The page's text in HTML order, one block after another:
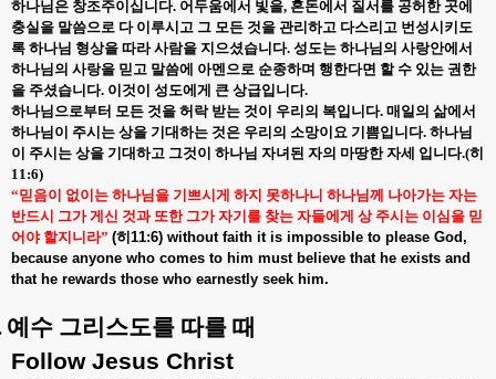
하나님은 창조주이십니다. 어두움에서 빛을, 혼돈에서 질서를 공허한 곳에
충실을 말씀으로 다 이루시고 그 모든 것을 관리하고 다스리고 번성시키도
록 하나님 형상을 따라 사람을 지으셨습니다. 성도는 하나님의 사랑안에서
하나님의 사랑을 믿고 말씀에 아멘으로 순종하며 행한다면 할 수 있는 권한
을 주셨습니다. 이것이 성도에게 큰 상급입니다.
하나님으로부터 모든 것을 허락 받는 것이 우리의 복입니다. 매일의 삶에서
하나님이 주시는 상을 기대하는 것은 우리의 소망이요 기쁨입니다. 하나님
이 주시는 상을 기대하고 그것이 하나님 자녀된 자의 마땅한 자세 입니다.(히
11:6)
“믿음이 없이는 하나님을 기쁘시게 하지 못하나니 하나님께 나아가는 자는
반드시 그가 게신 것과 또한 그가 자기를 찾는 자들에게 상 주시는 이심을 믿
어야 할지니라” (히 11:6) without faith it is impossible to please God,
because anyone who comes to him must believe that he exists and
that he rewards those who earnestly seek him.
예수 그리스도를 따를 때
Follow Jesus Christ